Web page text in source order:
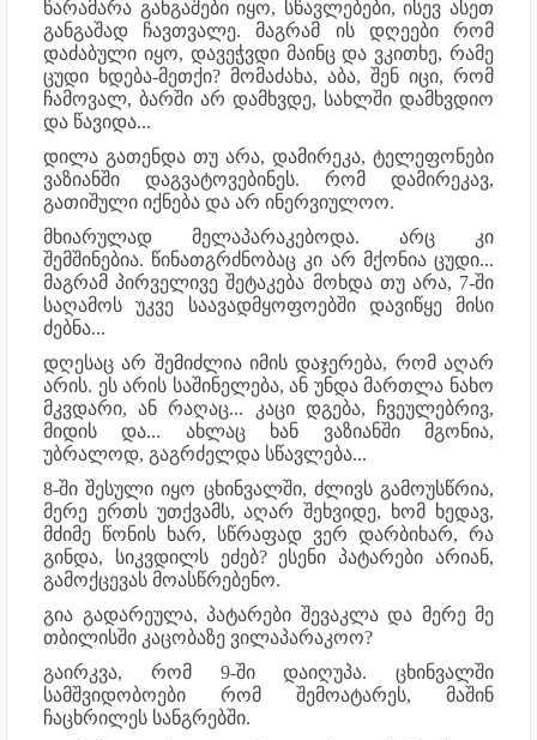
წარამარა განგაშები იყო, სწავლებები, ისევ ასეთ
განგაშად ჩავთვალე. მაგრამ ის დღეები რომ
დაძაბული იყო, დავეჭვდი მაინც და ვკითხე, რამე
ცუდი ხდება-მეთქი? მომაძახა, აბა, შენ იცი, რომ
ჩამოვალ, ბარში არ დამხვდე, სახლში დამხვდიო
და წავიდა...
დილა გათენდა თუ არა, დამირეკა, ტელეფონები
ვაზიანში დაგვატოვებინეს. რომ დამირეკავ,
გათიშული იქნება და არ ინერვიულოო.
მხიარულად მელაპარაკებოდა. არც კი
შემშინებია. წინათგრძნობაც კი არ მქონია ცუდი...
მაგრამ პირველივე შეტაკება მოხდა თუ არა, 7-ში
საღამოს უკვე საავადმყოფოებში დავიწყე მისი
ძებნა...
დღესაც არ შემიძლია იმის დაჯერება, რომ აღარ
არის. ეს არის საშინელება, ან უნდა მართლა ნახო
მკვდარი, ან რაღაც... კაცი დგება, ჩვეულებრივ,
მიდის და... ახლაც ხან ვაზიანში მგონია,
უბრალოდ, გაგრძელდა სწავლება...
8-ში შესული იყო ცხინვალში, ძლივს გამოუსწრია,
მერე ერთს უთქვამს, აღარ შეხვიდე, ხომ ხედავ,
მძიმე წონის ხარ, სწრაფად ვერ დარბიხარ, რა
გინდა, სიკვდილს ეძებ? ესენი პატარები არიან,
გამოქცევას მოასწრებენო.
გია გადარეულა, პატარები შევაკლა და მერე მე
თბილისში კაცობაზე ვილაპარაკოო?
გაირკვა, რომ 9-ში დაიღუპა. ცხინვალში
სამშვიდობოები რომ შემოატარეს, მაშინ
ჩაცხრილეს სანგრებში.